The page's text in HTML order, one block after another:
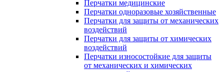
Перчатки медицинские
Перчатки одноразовые хозяйственные
Перчатки для защиты от механических
воздействий
Перчатки для защиты от химических
воздействий
Перчатки износостойкие для защиты
от механических и химических